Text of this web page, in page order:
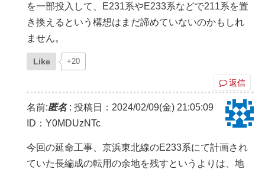
を一部投入して、E231系やE233系などで211系を置
き換えるという構想はまだ諦めていないのかもしれ
ません。
Like +20
返信
名前:匿名: 投稿日：2024/02/09(金) 21:05:09
ID：Y0MDUzNTc
今回の延命工事、京浜東北線のE233系にて計画され
ていた長編成の転用の余地を残すというよりは、地